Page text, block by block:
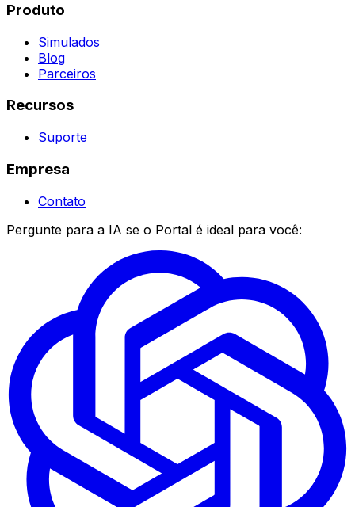
Produto
Simulados
Blog
Parceiros
Recursos
Suporte
Empresa
Contato
Pergunte para a IA se o Portal é ideal para você: